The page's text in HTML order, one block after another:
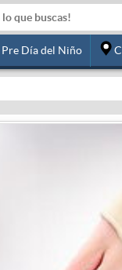
Pre Día del Niño